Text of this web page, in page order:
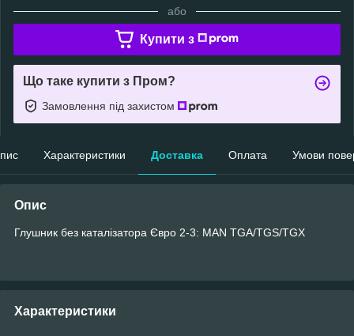
або
Купити з
Що таке купити з Пром?
Замовлення під захистом
Характеристики Доставка Оплата Умови
Опис
Глушник без каталізатора Євро 2-3: MAN TGA/TGS/TGX
Характеристики